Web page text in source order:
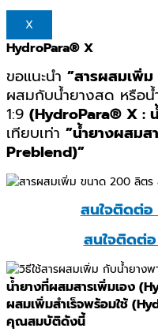
X
HydroPara® X
ขอแนะนำ ”สารผสมเพิ่
ผสมกับน้ำยางสด หรือ
1:9 (HydroPara® X :
เทียบเท่า ”น้ำยางผสม
Preblend)”
สนใจติดต่
สนใจติดต่
น้ำยางที่ผสมสารเพิ่มเอง
ผสมเพิ่มสำเร็จพร้อมใช้
คุณสมบัติดังนี้